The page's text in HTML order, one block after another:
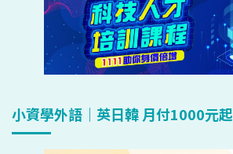
小資學外語｜英日韓 月付1000元起